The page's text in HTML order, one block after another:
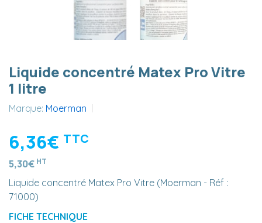
Liquide concentré Matex Pro Vitre
1 litre
Marque: Moerman
6,36€ TTC
5,30€ HT
Liquide concentré Matex Pro Vitre (Moerman - Réf :
71000)
FICHE TECHNIQUE